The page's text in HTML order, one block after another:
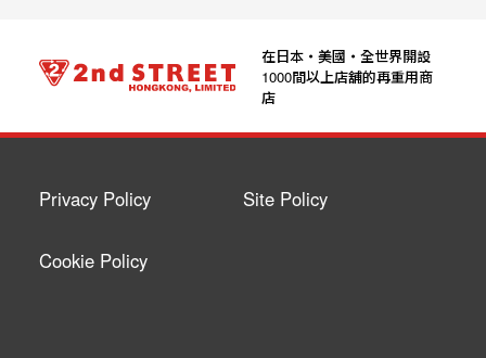
在日本‧美國‧全世界開設
1000間以上店舖的再重用商
店
Privacy Policy Site Policy
Cookie Policy